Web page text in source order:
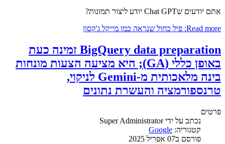
אתם יודעים שChat GPT יודע ליצור תמונות?
Read more: פיל כחול שנראה כמו מייקל ג'קסון
BigQuery data preparation זמינה כעת
באופן כללי (GA); היא מציעה הצעות מונחות
בינה מלאכותית מ-Gemini לניקוי,
טרנספורמציה והעשרת נתונים
פרטים
נכתב על ידיSuper Administrator
קטגוריה: Google
פורסם ב07 אפריל 2025